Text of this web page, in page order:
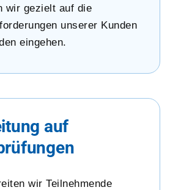
wir gezielt auf die
unserer Kunden
eingehen.
auf
wir Teilnehmende